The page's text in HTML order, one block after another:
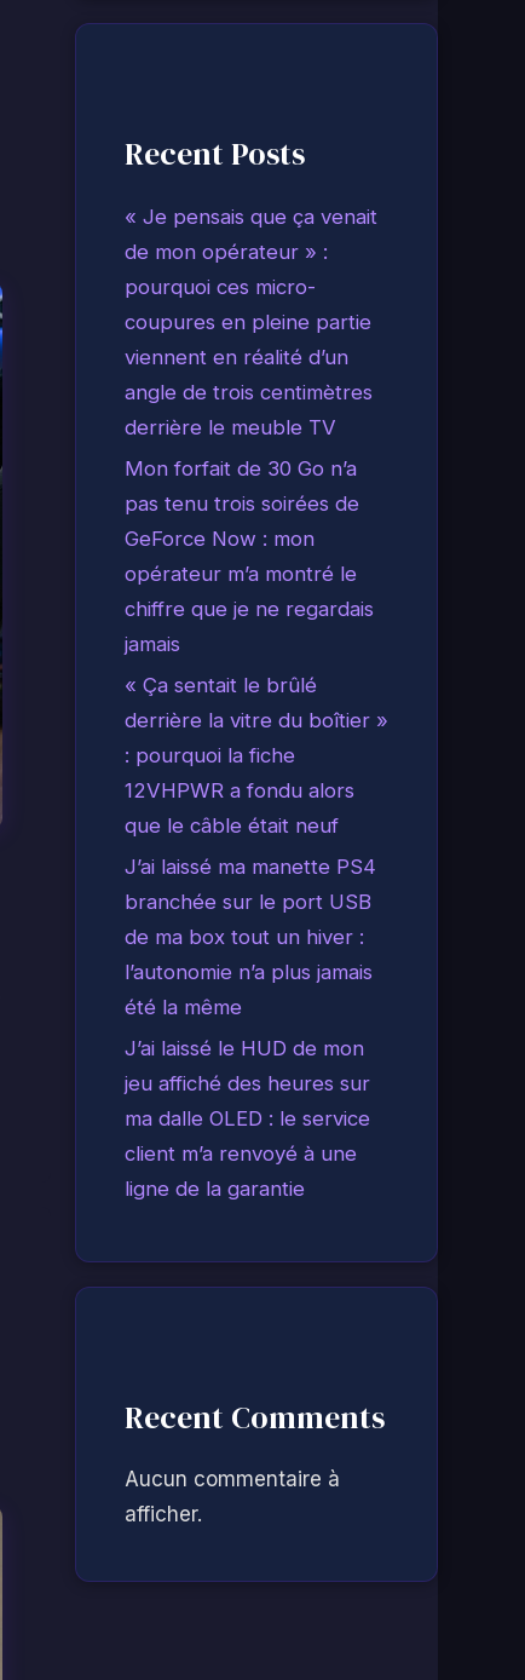
Recent Posts
« Je pensais que ça venait
de mon opérateur » :
pourquoi ces micro-
coupures en pleine partie
viennent en réalité d’un
angle de trois centimètres
derrière le meuble TV
Mon forfait de 30 Go n’a
pas tenu trois soirées de
GeForce Now : mon
opérateur m’a montré le
chiffre que je ne regardais
jamais
« Ça sentait le brûlé
derrière la vitre du boîtier »
: pourquoi la fiche
12VHPWR a fondu alors
que le câble était neuf
J’ai laissé ma manette PS4
branchée sur le port USB
de ma box tout un hiver :
l’autonomie n’a plus jamais
été la même
J’ai laissé le HUD de mon
jeu affiché des heures sur
ma dalle OLED : le service
client m’a renvoyé à une
ligne de la garantie
Recent Comments
Aucun commentaire à
afficher.